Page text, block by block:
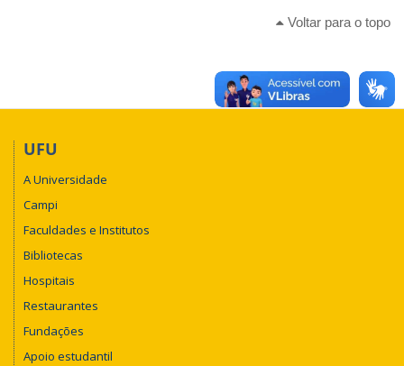
Voltar para o topo
UFU
A Universidade
Campi
Faculdades e Institutos
Bibliotecas
Hospitais
Restaurantes
Fundações
Apoio estudantil